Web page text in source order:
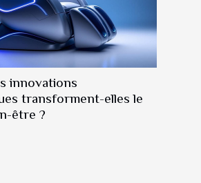
innovations
transforment-elles le
être ?